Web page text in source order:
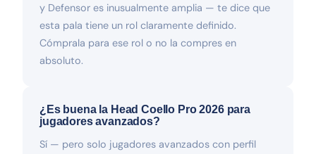
y Defensor es inusualmente amplia — te dice que
esta pala tiene un rol claramente definido.
Cómprala para ese rol o no la compres en
absoluto.
¿Es buena la Head Coello Pro 2026 para
jugadores avanzados?
Sí — pero solo jugadores avanzados con perfil